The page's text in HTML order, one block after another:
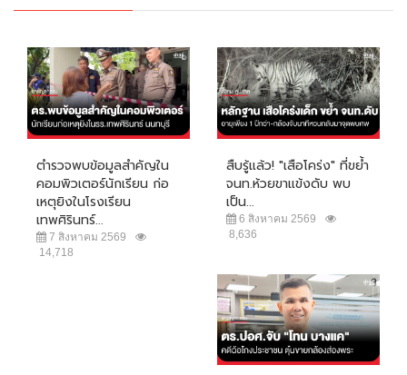
ตำรวจพบข้อมูลสำคัญใน
คอมพิวเตอร์นักเรียน ก่อ
เหตุยิงในโรงเรียน
เทพศิรินทร์...
7 สิงหาคม 2569
14,718
สืบรู้แล้ว! "เสือโคร่ง" ที่ขย้ำ
จนท.ห้วยขาแข้งดับ พบ
เป็น...
6 สิงหาคม 2569
8,636